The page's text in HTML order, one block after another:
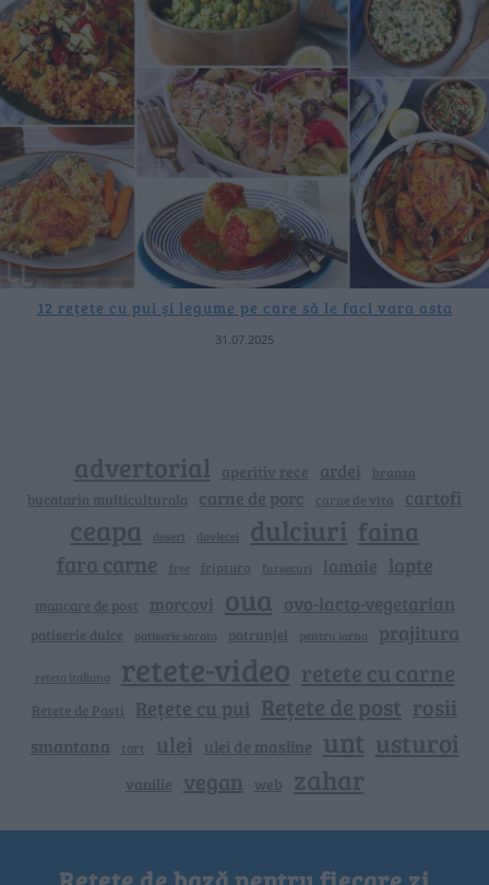
12 rețete cu pui și legume pe care să le faci vara asta
31.07.2025
advertorial aperitiv rece ardei branza
bucataria multiculturala carne de porc carne de vita cartofi
ceapa desert dovlecei dulciuri faina
fara carne free friptura fursecuri lamaie lapte
mancare de post morcovi oua ovo-lacto-vegetarian
patiserie dulce patiserie sarata patrunjel pentru iarna prajitura
reteta italiana retete-video retete cu carne
Retete de Pasti Rețete cu pui Rețete de post rosii
smantana tort ulei ulei de masline unt usturoi
vanilie vegan web zahar